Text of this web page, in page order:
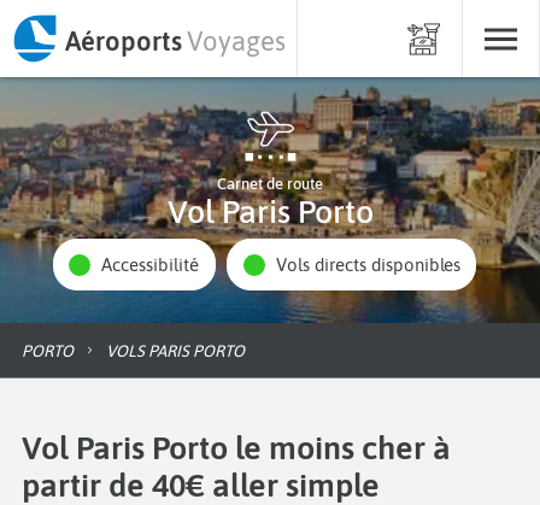
AéroportsVoyages
Carnet de route
Vol Paris Porto
Accessibilité Vols directs disponibles
PORTO VOLS PARIS PORTO
Vol Paris Porto le moins cher à
partir de 40€ aller simple